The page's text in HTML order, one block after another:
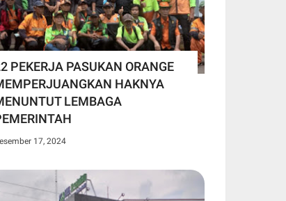
PEKERJA PASUKAN ORANGE
HAKNYA
LEMBAGA
17, 2024